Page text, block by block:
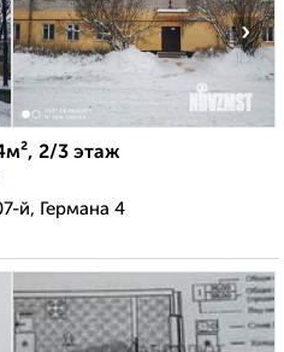
›
2/3 этаж
й, Германа 4